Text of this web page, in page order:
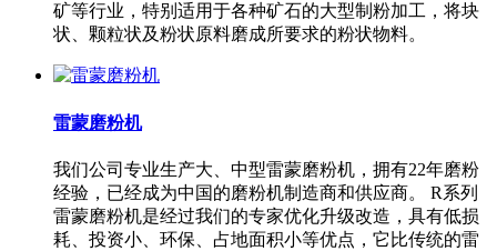
矿等行业，特别适用于各种矿石的大型制粉加工，将块
状、颗粒状及粉状原料磨成所要求的粉状物料。
雷蒙磨粉机
我们公司专业生产大、中型雷蒙磨粉机，拥有22年磨粉
经验，已经成为中国的磨粉机制造商和供应商。 R系列
雷蒙磨粉机是经过我们的专家优化升级改造，具有低损
耗、投资小、环保、占地面积小等优点，它比传统的雷